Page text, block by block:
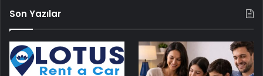
Son Yazılar